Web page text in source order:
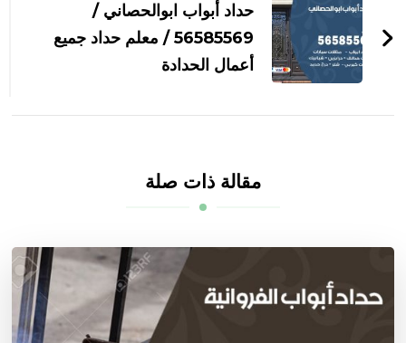
حداد أبواب ابوالحصاني /
56585569 / معلم حداد جميع
أعمال الحدادة
مقالة ذات صلة